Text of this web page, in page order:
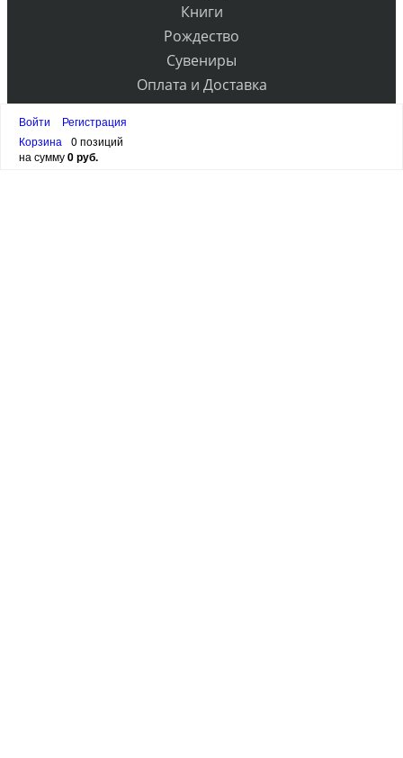
Книги
Рождество
Сувениры
Оплата и Доставка
Контакты
Войти
Регистрация
Корзина
0 позиций
на сумму0 руб.